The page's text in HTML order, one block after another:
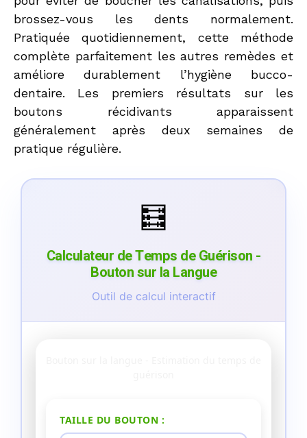
brossez-vous les dents normalement.
Pratiquée quotidiennement, cette méthode
complète parfaitement les autres remèdes et
améliore durablement l’hygiène bucco-
dentaire. Les premiers résultats sur les
boutons récidivants apparaissent
généralement après deux semaines de
pratique régulière.
🧮
Calculateur de Temps de Guérison -
Bouton sur la Langue
Outil de calcul interactif
TAILLE DU BOUTON :